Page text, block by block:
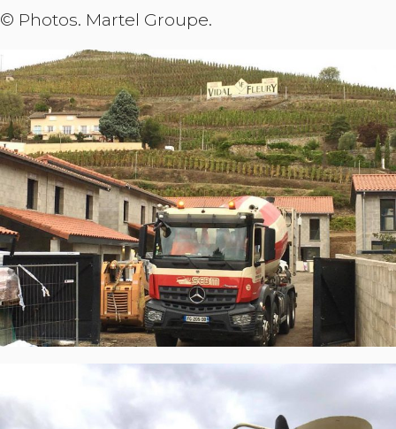
© Photos. Martel Groupe.